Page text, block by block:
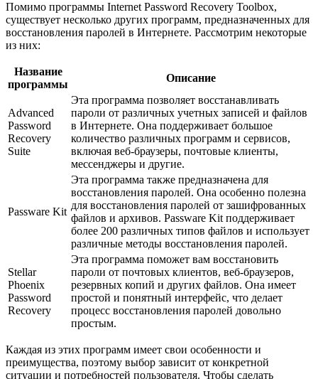
Помимо программы Internet Password Recovery Toolbox,
существует несколько других программ, предназначенных для
восстановления паролей в Интернете. Рассмотрим некоторые
из них:
Название
программы
Описание
Advanced
Password
Recovery
Suite
Эта программа позволяет восстанавливать
пароли от различных учетных записей и файлов
в Интернете. Она поддерживает большое
количество различных программ и сервисов,
включая веб-браузеры, почтовые клиенты,
мессенджеры и другие.
Passware Kit
Эта программа также предназначена для
восстановления паролей. Она особенно полезна
для восстановления паролей от зашифрованных
файлов и архивов. Passware Kit поддерживает
более 200 различных типов файлов и использует
различные методы восстановления паролей.
Stellar
Phoenix
Password
Recovery
Эта программа поможет вам восстановить
пароли от почтовых клиентов, веб-браузеров,
резервных копий и других файлов. Она имеет
простой и понятный интерфейс, что делает
процесс восстановления паролей довольно
простым.
Каждая из этих программ имеет свои особенности и
преимущества, поэтому выбор зависит от конкретной
ситуации и потребностей пользователя. Чтобы сделать